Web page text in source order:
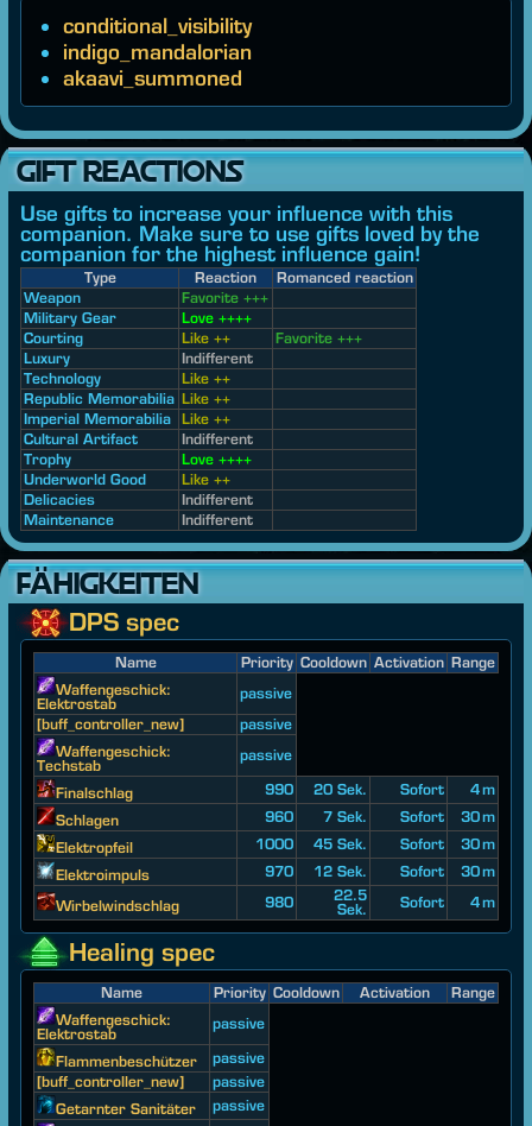
conditional_visibility
indigo_mandalorian
akaavi_summoned
GIFT REACTIONS
Use gifts to increase your influence with this
companion. Make sure to use gifts loved by the
companion for the highest influence gain!
Type Reaction
Romanced reaction
Weapon
Favorite +++
Military Gear
Love ++++
Courting
Like ++
Favorite +++
Luxury
Indifferent
Technology
Like ++
Republic Memorabilia Like ++
Imperial Memorabilia
Like ++
Cultural Artifact
Indifferent
Trophy
Love ++++
Underworld Good
Like ++
Delicacies
Indifferent
Maintenance
Indifferent
FÄHIGKEITEN
DPS spec
Name Priority Cooldown Activation Range
Waffengeschick:
Elektrostab
passive
[buff_controller_new]
passive
Waffengeschick:
Techstab
passive
Finalschlag 990 20 Sek. Sofort
4 m
Schlagen
960 7 Sek. Sofort
30 m
Elektropfeil
1000 45 Sek. Sofort
30 m
Elektroimpuls
970 12 Sek. Sofort
30 m
Wirbelwindschlag
980
22.5
Sek.
Sofort 4 m
Healing spec
Name Priority Cooldown Activation
Range
Waffengeschick:
Elektrostab
passive
Flammenbeschützer
passive
[buff_controller_new]
passive
Getarnter Sanitäter
passive